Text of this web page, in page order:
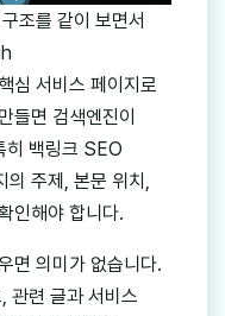
조를 같이 보면서
심 서비스 페이지로
들면 검색엔진이
히 백링크 SEO
의 주제, 본문 위치,
인해야 합니다.
면 의미가 없습니다.
관련 글과 서비스